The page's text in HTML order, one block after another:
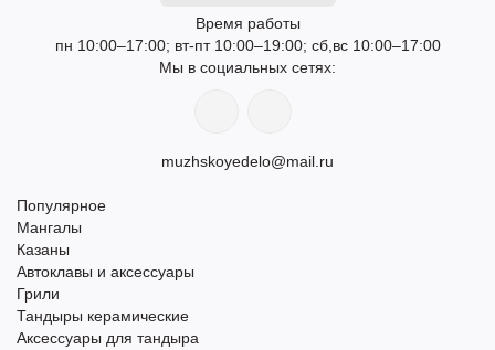
Время работы
пн 10:00–17:00; вт-пт 10:00–19:00; сб,вс 10:00–17:00
Мы в социальных сетях:
muzhskoyedelo@mail.ru
Популярное
Мангалы
Казаны
Автоклавы и аксессуары
Грили
Тандыры керамические
Аксессуары для тандыра